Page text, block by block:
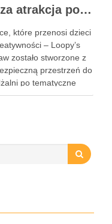
Loopy’s World – najlepsza atrakcja pod dachem dla dzieci w Gdańsku
które przenosi dzieci
– Loopy’s
zostało stworzone z
przestrzeń do
po tematyczne
potrzeby dzieci,